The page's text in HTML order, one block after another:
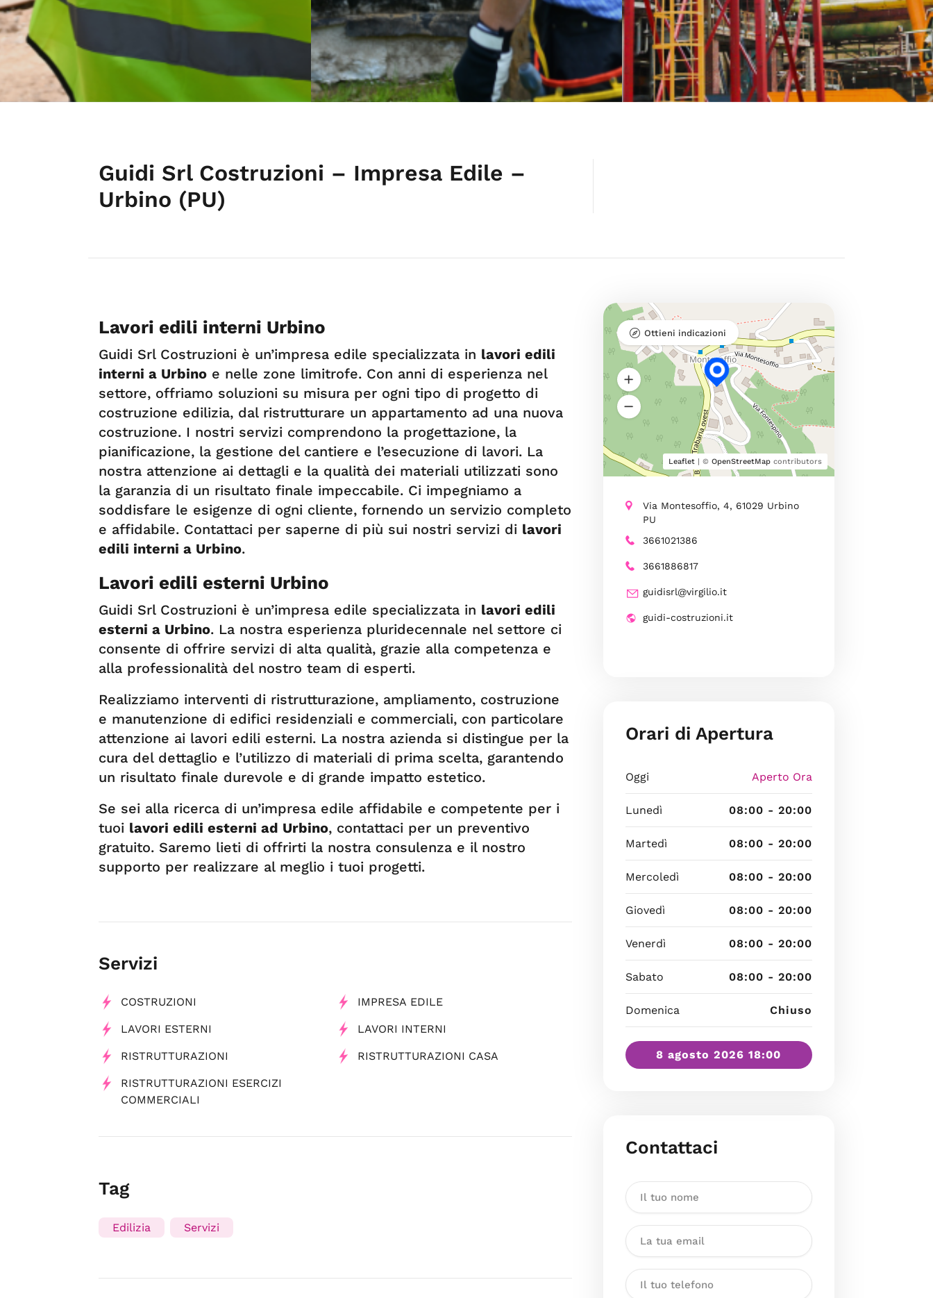
Guidi Srl Costruzioni – Impresa Edile –
Urbino (PU)
Lavori edili interni Urbino
Guidi Srl Costruzioni è un’impresa edile specializzata in lavori edili
interni a Urbino e nelle zone limitrofe. Con anni di esperienza nel
settore, offriamo soluzioni su misura per ogni tipo di progetto di
costruzione edilizia, dal ristrutturare un appartamento ad una nuova
costruzione. I nostri servizi comprendono la progettazione, la
pianificazione, la gestione del cantiere e l’esecuzione di lavori. La
nostra attenzione ai dettagli e la qualità dei materiali utilizzati sono
la garanzia di un risultato finale impeccabile. Ci impegniamo a
soddisfare le esigenze di ogni cliente, fornendo un servizio completo
e affidabile. Contattaci per saperne di più sui nostri servizi di lavori
edili interni a Urbino.
Lavori edili esterni Urbino
Guidi Srl Costruzioni è un’impresa edile specializzata in lavori edili
esterni a Urbino. La nostra esperienza pluridecennale nel settore ci
consente di offrire servizi di alta qualità, grazie alla competenza e
alla professionalità del nostro team di esperti.
Realizziamo interventi di ristrutturazione, ampliamento, costruzione
e manutenzione di edifici residenziali e commerciali, con particolare
attenzione ai lavori edili esterni. La nostra azienda si distingue per la
cura del dettaglio e l’utilizzo di materiali di prima scelta, garantendo
un risultato finale durevole e di grande impatto estetico.
Se sei alla ricerca di un’impresa edile affidabile e competente per i
tuoi lavori edili esterni ad Urbino, contattaci per un preventivo
gratuito. Saremo lieti di offrirti la nostra consulenza e il nostro
supporto per realizzare al meglio i tuoi progetti.
Servizi
COSTRUZIONI IMPRESA EDILE
LAVORI ESTERNI LAVORI INTERNI
RISTRUTTURAZIONI RISTRUTTURAZIONI CASA
RISTRUTTURAZIONI ESERCIZI
COMMERCIALI
Tag
Edilizia Servizi
Leaflet| © OpenStreetMapcontributors
Ottieni indicazioni
Via Montesoffio, 4, 61029 Urbino
PU
3661021386
3661886817
guidisrl@virgilio.it
guidi-costruzioni.it
Orari di Apertura
Oggi Aperto Ora
Lunedì 08:00 - 20:00
Martedì 08:00 - 20:00
Mercoledì 08:00 - 20:00
Giovedì 08:00 - 20:00
Venerdì 08:00 - 20:00
Sabato 08:00 - 20:00
Domenica Chiuso
8 agosto 2026 18:00
Contattaci